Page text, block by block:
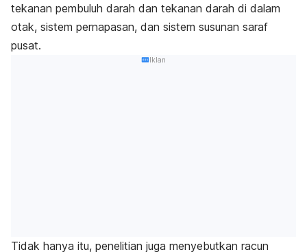
tekanan pembuluh darah dan tekanan darah di dalam
otak, sistem pernapasan, dan sistem susunan saraf
pusat.
Iklan
Tidak hanya itu, penelitian juga menyebutkan racun